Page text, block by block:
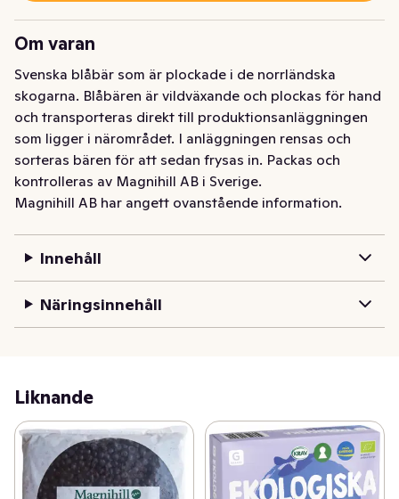
Om varan
Svenska blåbär som är plockade i de norrländska
skogarna. Blåbären är vildväxande och plockas för hand
och transporteras direkt till produktionsanläggningen
som ligger i närområdet. I anläggningen rensas och
sorteras bären för att sedan frysas in. Packas och
kontrolleras av Magnihill AB i Sverige.
Magnihill AB har angett ovanstående information.
Innehåll
Näringsinnehåll
Liknande